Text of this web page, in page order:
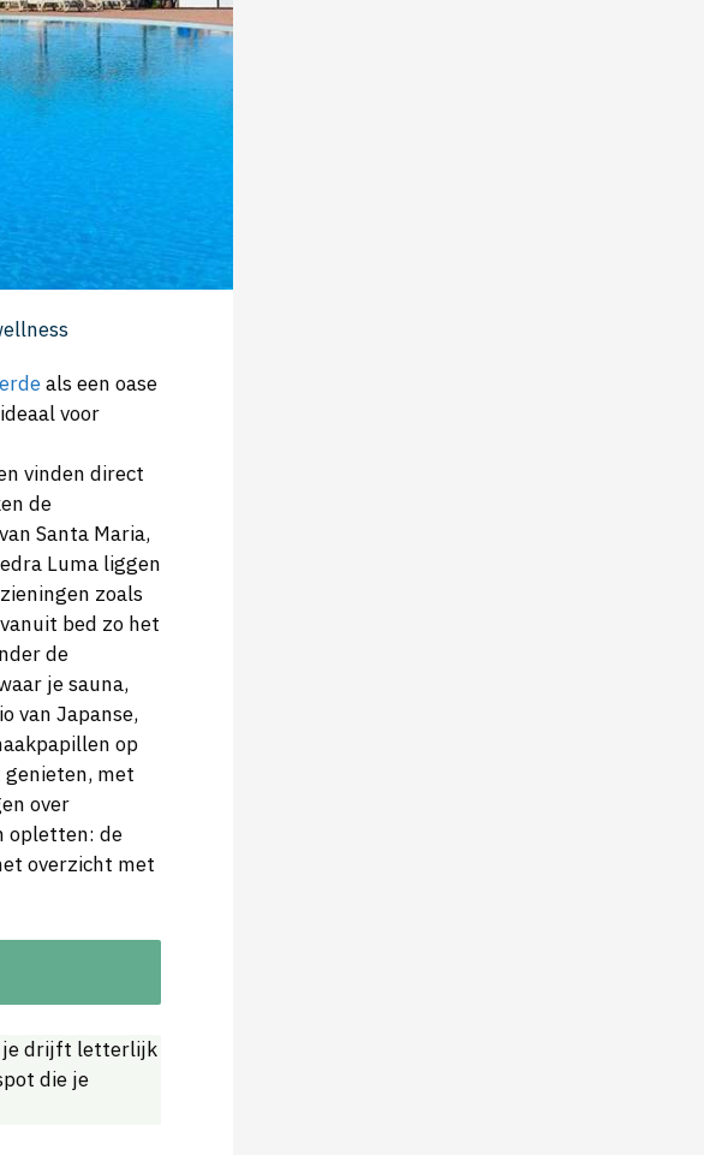
als een oase
voor
vinden direct
de
Santa Maria,
Luma liggen
zoals
bed zo het
de
je sauna,
van Japanse,
op
met
over
opletten: de
overzicht met
je drijft letterlijk
die je